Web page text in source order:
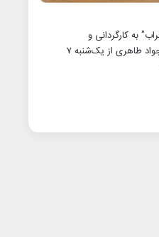
به کارگردانی و
تهیه‌کنندگی سید محمد جواد طاهری از یک‌شنبه ۷